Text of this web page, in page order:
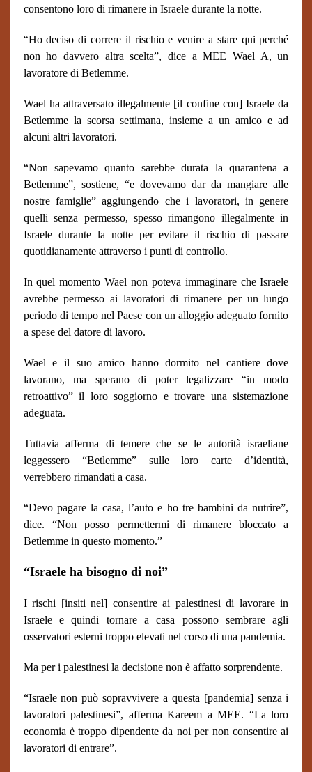
consentono loro di rimanere in Israele durante la notte.
“Ho deciso di correre il rischio e venire a stare qui perché
non ho davvero altra scelta”, dice a MEE Wael A, un
lavoratore di Betlemme.
Wael ha attraversato illegalmente [il confine con] Israele da
Betlemme la scorsa settimana, insieme a un amico e ad
alcuni altri lavoratori.
“Non sapevamo quanto sarebbe durata la quarantena a
Betlemme”, sostiene, “e dovevamo dar da mangiare alle
nostre famiglie” aggiungendo che i lavoratori, in genere
quelli senza permesso, spesso rimangono illegalmente in
Israele durante la notte per evitare il rischio di passare
quotidianamente attraverso i punti di controllo.
In quel momento Wael non poteva immaginare che Israele
avrebbe permesso ai lavoratori di rimanere per un lungo
periodo di tempo nel Paese con un alloggio adeguato fornito
a spese del datore di lavoro.
Wael e il suo amico hanno dormito nel cantiere dove
lavorano, ma sperano di poter legalizzare “in modo
retroattivo” il loro soggiorno e trovare una sistemazione
adeguata.
Tuttavia afferma di temere che se le autorità israeliane
leggessero “Betlemme” sulle loro carte d’identità,
verrebbero rimandati a casa.
“Devo pagare la casa, l’auto e ho tre bambini da nutrire”,
dice. “Non posso permettermi di rimanere bloccato a
Betlemme in questo momento.”
“Israele ha bisogno di noi”
I rischi [insiti nel] consentire ai palestinesi di lavorare in
Israele e quindi tornare a casa possono sembrare agli
osservatori esterni troppo elevati nel corso di una pandemia.
Ma per i palestinesi la decisione non è affatto sorprendente.
“Israele non può sopravvivere a questa [pandemia] senza i
lavoratori palestinesi”, afferma Kareem a MEE. “La loro
economia è troppo dipendente da noi per non consentire ai
lavoratori di entrare”.